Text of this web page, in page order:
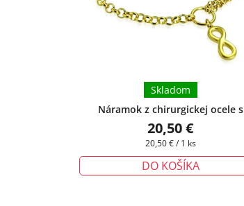
Náramok z chirurgickej ocele s
príveskom ležatej osmičky - zlatý
darčeková krabička zadarmo
Skladom
20,50 €
Jednotková
cena:
20,50 € / 1 ks
DO KOŠÍKA